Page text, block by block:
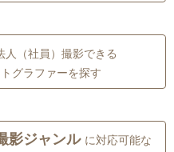
人（社員）撮影できる
グラファーを探す
影ジャンル に対応可能な